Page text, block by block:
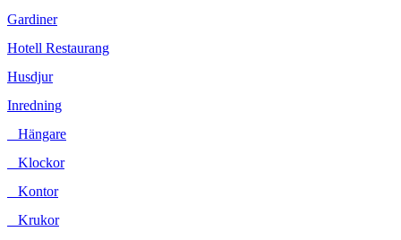
Gardiner
Hotell Restaurang
Husdjur
Inredning
Hängare
Klockor
Kontor
Krukor